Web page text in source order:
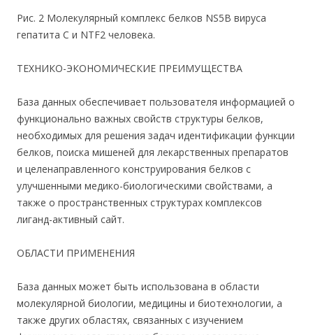
Рис. 2 Молекулярный комплекс белков NS5B вируса
гепатита С и NTF2 человека.
ТЕХНИКО-ЭКОНОМИЧЕСКИЕ ПРЕИМУЩЕСТВА
База данных обеспечивает пользователя информацией о
функционально важных свойств структуры белков,
необходимых для решения задач идентификации функции
белков, поиска мишеней для лекарственных препаратов
и целенаправленного конструирования белков с
улучшенными медико-биологическими свойствами, а
также о пространственных структурах комплексов
лиганд-активный сайт.
ОБЛАСТИ ПРИМЕНЕНИЯ
База данных может быть использована в области
молекулярной биологии, медицины и биотехнологии, а
также других областях, связанных с изучением